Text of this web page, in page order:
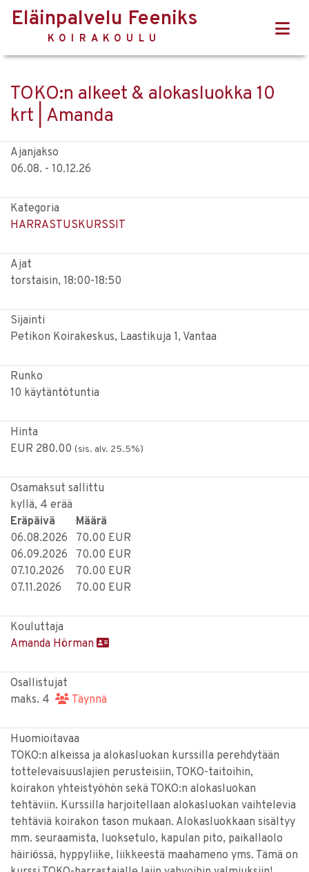
Eläinpalvelu Feeniks
KOIRAKOULU
TOKO:n alkeet & alokasluokka 10
krt | Amanda
Ajanjakso
06.08. - 10.12.26
Kategoria
HARRASTUSKURSSIT
Ajat
torstaisin, 18:00-18:50
Sijainti
Petikon Koirakeskus, Laastikuja 1, Vantaa
Runko
10 käytäntötuntia
Hinta
EUR 280.00 (sis. alv. 25.5%)
Osamaksut sallittu
kyllä, 4 erää
Eräpäivä
Määrä
06.08.2026
70.00 EUR
06.09.2026
70.00 EUR
07.10.2026
70.00 EUR
07.11.2026
70.00 EUR
Kouluttaja
Amanda Hörman
Osallistujat
maks. 4
Täynnä
Huomioitavaa
TOKO:n alkeissa ja alokasluokan kurssilla perehdytään
tottelevaisuuslajien perusteisiin, TOKO-taitoihin,
koirakon yhteistyöhön sekä TOKO:n alokasluokan
tehtäviin. Kurssilla harjoitellaan alokasluokan vaihtelevia
tehtäviä koirakon tason mukaan. Alokasluokkaan sisältyy
mm. seuraamista, luoksetulo, kapulan pito, paikallaolo
häiriössä, hyppyliike, liikkeestä maahameno yms. Tämä on